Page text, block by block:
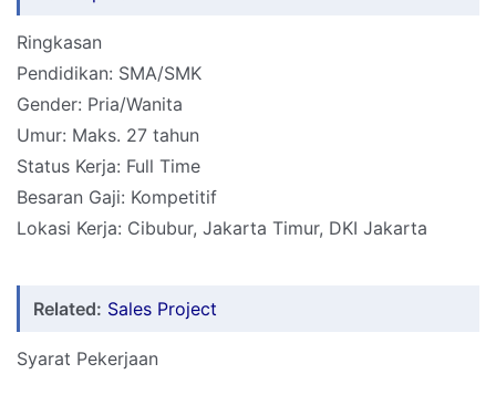
Ringkasan
Pendidikan: SMA/SMK
Gender: Pria/Wanita
Umur: Maks. 27 tahun
Status Kerja: Full Time
Besaran Gaji: Kompetitif
Lokasi Kerja: Cibubur, Jakarta Timur, DKI Jakarta
Related: Sales Project
Syarat Pekerjaan